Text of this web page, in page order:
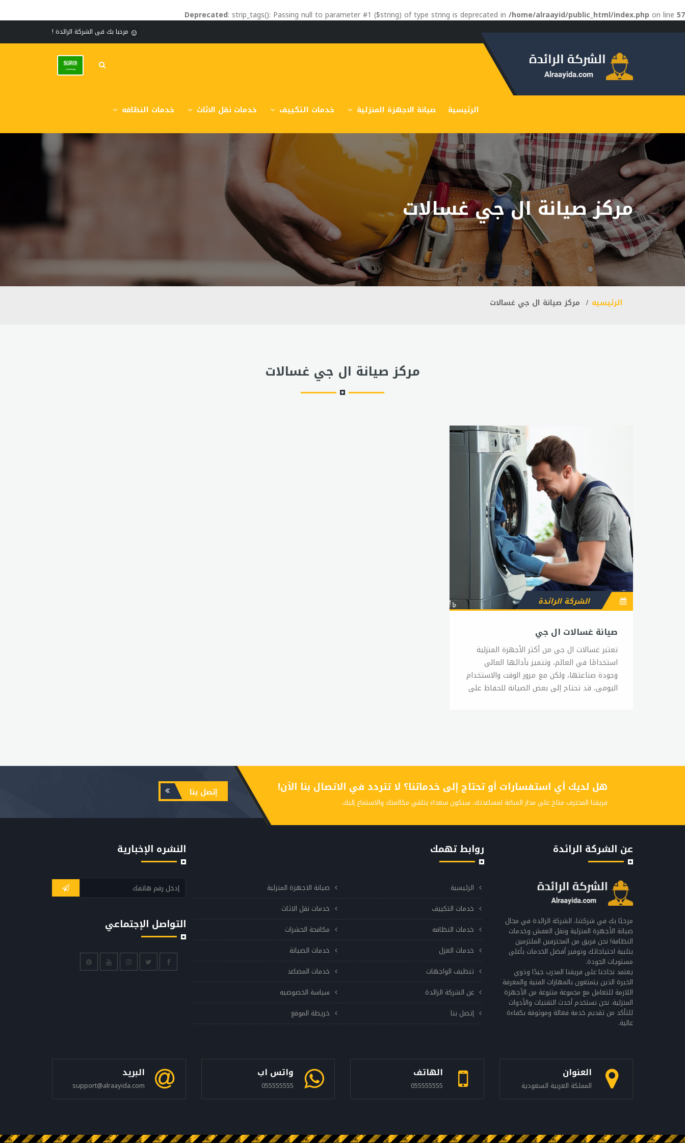
Deprecated: strip_tags(): Passing null to parameter #1 ($string) of type string is deprecated in /home/alraayid/public_html/index.php on line 57
مرحبا بك فى الشركة الرائدة !
الرئيسية صيانة الاجهزة المنزلية خدمات التكييف خدمات نقل الاثاث خدمات النظافه
مركز صيانة ال جي غسالات
الرئيسيه مركز صيانة ال جي غسالات
مركز صيانة ال جي غسالات
صيانة غسالات ال جي
الشركة الرائدة
تعتبر غسالات ال جي من أكثر الأجهزة المنزلية
استخدامًا في العالم، وتتميز بأدائها العالي
وجودة صناعتها، ولكن مع مرور الوقت والاستخدام
اليومي، قد تحتاج إلى بعض الصيانة للحفاظ على
التنظيف المخصص لغسالات الأطباق لتنظيفها،
كما يمكن استخدام خل أبيض والخليط بالماء ورشه
على المكان المتسخ لتنظيفه. التحقق من الأنابيب
والخراطيم يجب التأكد من سلامة الأنابيب
هناك تسريب في أي منها، فقد يؤدي ذلك إلى
تلف الجهاز. التحقق من المرشح تحتوي بعض
غسالات ال جي على مرشح يجب تنظيفه بانتظام
لتجنب تراكم الأوساخ والرواسب، ويمكن تنظيف
المرشح بسهولة باستخدام الماء الفاتر والصابون.
التحقق من الحزام يجب التحقق من حزام الغسالة
بانتظام للتأكد من سلامته، فإذا كان هناك أي
تلف في الحزام، فقد يؤدي ذلك إلى توقف الجهاز
عن العمل. التحقق من الدوران يجب التأكد من
دوران الغسالة بانتظام، فإذا كانت تتحرك بطريقة
غير طبيعية، فقد يشير ذلك إلى وجود مشكلة
في الأنابيب أو الحزام. توخي الحذر عند استخدام
المواد الكيميائية يجب توخي الحذر عند استخدام
المواد الكيميائية مثل المنظفات والمبيضات
وغيرها، وتجنب استخدامها بكميات كبيرة، حيث
يمكن أن تتراكم في الأنابيب والخراطيم وتؤثر على
جميع أجزائه، وفي حالة وجود أي تلف في الجهاز
يجب استدعاء فني صيانة مؤهل لإصلاحه. اتباع
الإرشادات الصحيحة للاستخدام يجب اتباع
الإرشادات الصحيحة للاستخدام الموجودة في دليل
يجب الاهتمام بصيانة غسالات ال جي بانتظام
هل لديك أي استفسارات أو تحتاج إلى خدماتنا؟ لا تتردد في الاتصال بنا الآن!
فريقنا المحترف متاح على مدار الساعة لمساعدتك. سنكون سعداء بتلقي مكالمتك والاستماع إليك.
إتصل بنا
عن الشركة الرائدة
مرحبًا بك في شركتنا، الشركة الرائدة في مجال
صيانة الأجهزة المنزلية ونقل العفش وخدمات
النظافة! نحن فريق من المحترفين الملتزمين
بتلبية احتياجاتك وتوفير أفضل الخدمات بأعلى
مستويات الجودة.
يعتمد نجاحنا على فريقنا المدرب جيدًا وذوي
الخبرة الذين يتمتعون بالمهارات الفنية والمعرفة
اللازمة للتعامل مع مجموعة متنوعة من الأجهزة
المنزلية. نحن نستخدم أحدث التقنيات والأدوات
للتأكد من تقديم خدمة فعالة وموثوقة بكفاءة
عالية.
روابط تهمك
الرئيسية
صيانة الاجهزة المنزلية
خدمات التكييف
خدمات نقل الاثاث
خدمات النظافه
مكافحة الحشرات
خدمات العزل
خدمات الصيانة
تنظيف الواجهات
خدمات المصاعد
عن الشركة الرائدة
سياسة الخصوصيه
إتصل بنا
خريطة الموقع
النشره الإخبارية
التواصل الإجتماعي
العنوان
المملكة العربية السعودية
الهاتف
055555555
واتس اب
055555555
البريد
support@alraayida.com